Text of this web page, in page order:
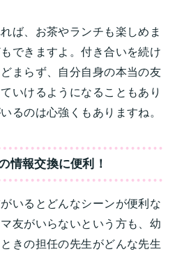
ば、お茶やランチも楽しめま
できますよ。付き合いを続け
まらず、自分自身の本当の友
いけるようになることもあり
るのは心強くもありますね。
情報交換に便利！
いるとどんなシーンが便利な
友がいらないという方も、幼
きの担任の先生がどんな先生